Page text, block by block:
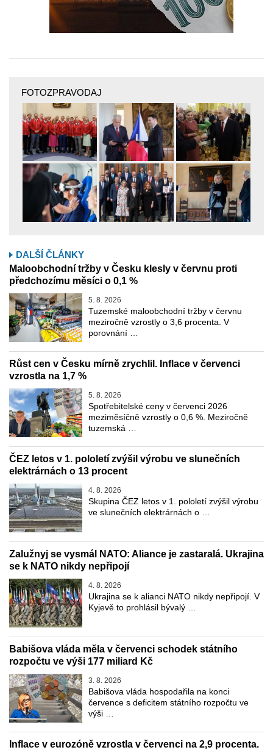
FOTOZPRAVODAJ
DALŠÍ ČLÁNKY
Maloobchodní tržby v Česku klesly v červnu proti
předchozímu měsíci o 0,1 %
5. 8. 2026
Tuzemské maloobchodní tržby v červnu
meziročně vzrostly o 3,6 procenta. V
porovnání …
Růst cen v Česku mírně zrychlil. Inflace v červenci
vzrostla na 1,7 %
5. 8. 2026
Spotřebitelské ceny v červenci 2026
meziměsíčně vzrostly o 0,6 %. Meziročně
tuzemská …
ČEZ letos v 1. pololetí zvýšil výrobu ve slunečních
elektrárnách o 13 procent
4. 8. 2026
Skupina ČEZ letos v 1. pololetí zvýšil výrobu
ve slunečních elektrárnách o …
Zalužnyj se vysmál NATO: Aliance je zastaralá. Ukrajina
se k NATO nikdy nepřipojí
4. 8. 2026
Ukrajina se k alianci NATO nikdy nepřipojí. V
Kyjevě to prohlásil bývalý …
Babišova vláda měla v červenci schodek státního
rozpočtu ve výši 177 miliard Kč
3. 8. 2026
Babišova vláda hospodařila na konci
července s deficitem státního rozpočtu ve
výši …
Inflace v eurozóně vzrostla v červenci na 2,9 procenta.